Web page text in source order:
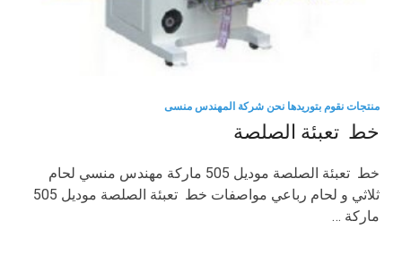
منتجات نقوم بتوريدها نحن شركة المهندس منسى
خط تعبئة الصلصة
خط تعبئة الصلصة موديل 505 ماركة مهندس منسي لحام
ثلاثي و لحام رباعي مواصفات خط تعبئة الصلصة موديل 505
ماركة …